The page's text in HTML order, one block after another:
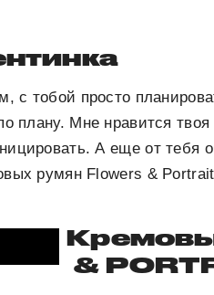
с тобой просто
плану. Мне нравится
А еще от тебя
румян Flowers &
&